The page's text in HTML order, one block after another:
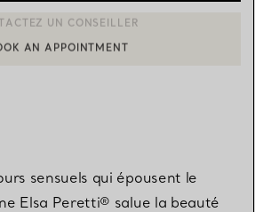
CLIENT OU PRENDRE RENDEZ-
sensuels qui épousent le
Elsa Peretti® salue la beauté